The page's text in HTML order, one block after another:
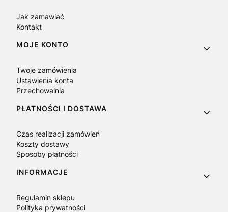
Jak zamawiać
Kontakt
MOJE KONTO
Twoje zamówienia
Ustawienia konta
Przechowalnia
PŁATNOŚCI I DOSTAWA
Czas realizacji zamówień
Koszty dostawy
Sposoby płatności
INFORMACJE
Regulamin sklepu
Polityka prywatności